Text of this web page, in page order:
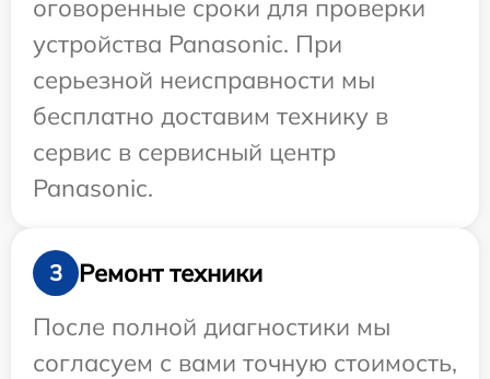
оговоренные сроки для проверки
устройства Panasonic. При
серьезной неисправности мы
бесплатно доставим технику в
сервис в сервисный центр
Panasonic.
3
Ремонт техники
После полной диагностики мы
согласуем с вами точную стоимость,